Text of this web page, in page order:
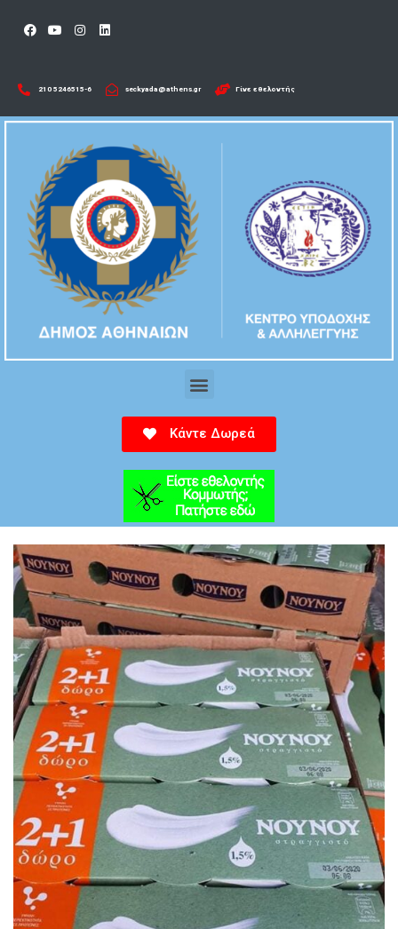
210 5246515-6​ seckyada@athens.gr Γίνε εθελοντής
Κάντε Δωρεά